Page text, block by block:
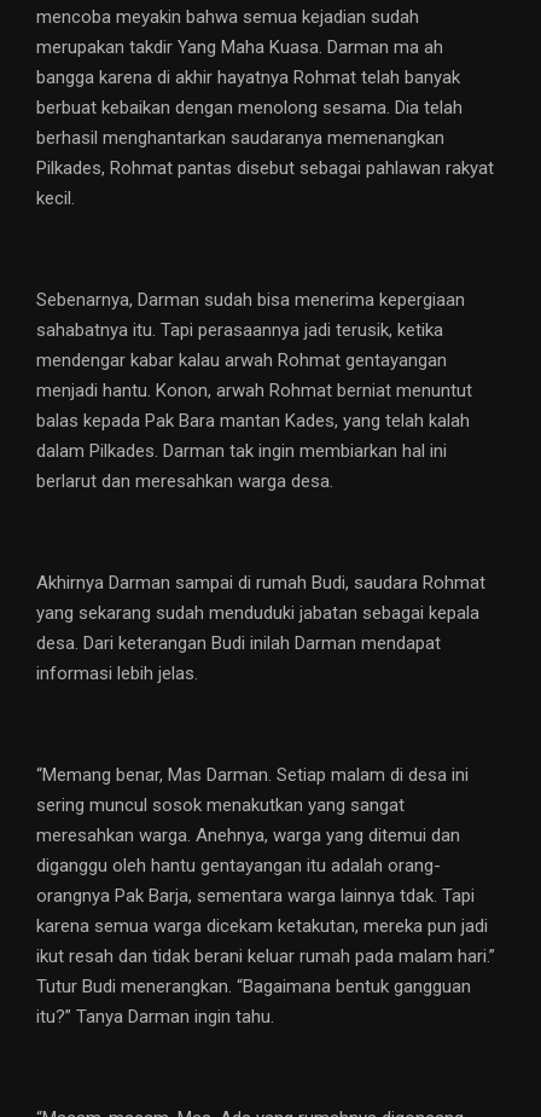
mencoba meyakin bahwa semua kejadian sudah
merupakan takdir Yang Maha Kuasa. Darman ma ah
bangga karena di akhir hayatnya Rohmat telah banyak
berbuat kebaikan dengan menolong sesama. Dia telah
berhasil menghantarkan saudaranya memenangkan
Pilkades, Rohmat pantas disebut sebagai pahlawan rakyat
kecil.
Sebenarnya, Darman sudah bisa menerima kepergiaan
sahabatnya itu. Tapi perasaannya jadi terusik, ketika
mendengar kabar kalau arwah Rohmat gentayangan
menjadi hantu. Konon, arwah Rohmat berniat menuntut
balas kepada Pak Bara mantan Kades, yang telah kalah
dalam Pilkades. Darman tak ingin membiarkan hal ini
berlarut dan meresahkan warga desa.
Akhirnya Darman sampai di rumah Budi, saudara Rohmat
yang sekarang sudah menduduki jabatan sebagai kepala
desa. Dari keterangan Budi inilah Darman mendapat
informasi lebih jelas.
“Memang benar, Mas Darman. Setiap malam di desa ini
sering muncul sosok menakutkan yang sangat
meresahkan warga. Anehnya, warga yang ditemui dan
diganggu oleh hantu gentayangan itu adalah orang-
orangnya Pak Barja, sementara warga lainnya tdak. Tapi
karena semua warga dicekam ketakutan, mereka pun jadi
ikut resah dan tidak berani keluar rumah pada malam hari.”
Tutur Budi menerangkan. “Bagaimana bentuk gangguan
itu?” Tanya Darman ingin tahu.